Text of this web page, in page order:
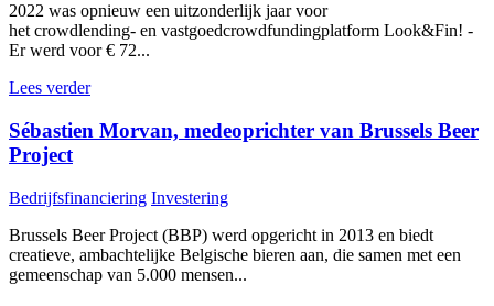
2022 was opnieuw een uitzonderlijk jaar voor
het crowdlending- en vastgoedcrowdfundingplatform Look&Fin! -
Er werd voor € 72...
Lees verder
Sébastien Morvan, medeoprichter van Brussels Beer
Project
Bedrijfsfinanciering Investering
Brussels Beer Project (BBP) werd opgericht in 2013 en biedt
creatieve, ambachtelijke Belgische bieren aan, die samen met een
gemeenschap van 5.000 mensen...